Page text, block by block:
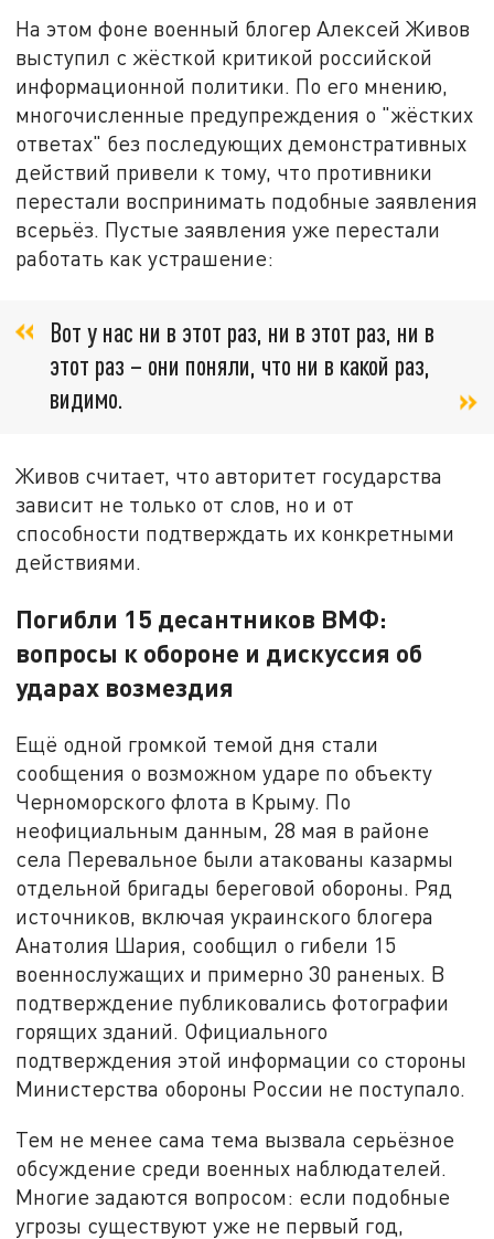
На этом фоне военный блогер Алексей Живов
выступил с жёсткой критикой российской
информационной политики. По его мнению,
многочисленные предупреждения о "жёстких
ответах" без последующих демонстративных
действий привели к тому, что противники
перестали воспринимать подобные заявления
всерьёз. Пустые заявления уже перестали
работать как устрашение:
Вот у нас ни в этот раз, ни в этот раз, ни в
этот раз – они поняли, что ни в какой раз,
видимо.
Живов считает, что авторитет государства
зависит не только от слов, но и от
способности подтверждать их конкретными
действиями.
Погибли 15 десантников ВМФ:
вопросы к обороне и дискуссия об
ударах возмездия
Ещё одной громкой темой дня стали
сообщения о возможном ударе по объекту
Черноморского флота в Крыму. По
неофициальным данным, 28 мая в районе
села Перевальное были атакованы казармы
отдельной бригады береговой обороны. Ряд
источников, включая украинского блогера
Анатолия Шария, сообщил о гибели 15
военнослужащих и примерно 30 раненых. В
подтверждение публиковались фотографии
горящих зданий. Официального
подтверждения этой информации со стороны
Министерства обороны России не поступало.
Тем не менее сама тема вызвала серьёзное
обсуждение среди военных наблюдателей.
Многие задаются вопросом: если подобные
угрозы существуют уже не первый год,